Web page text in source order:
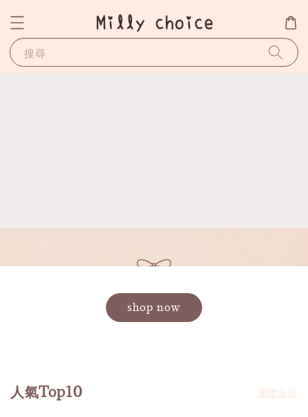
搜尋
shop now
人氣Top10 瀏覽全部